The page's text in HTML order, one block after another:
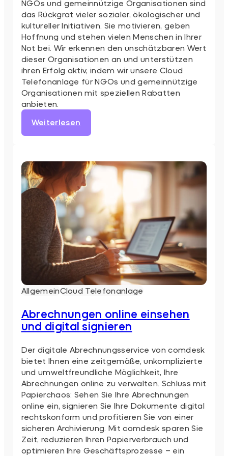
NGOs und gemeinnützige Organisationen sind
das Rückgrat vieler sozialer, ökologischer und
kultureller Initiativen. Sie motivieren, geben
Hoffnung und stehen vielen Menschen in Ihrer
Not bei. Wir erkennen den unschätzbaren Wert
dieser Organisationen an und unterstützen
ihren Erfolg aktiv, indem wir unsere Cloud
Telefonanlage für NGOs und gemeinnützige
Organisationen mit speziellen Rabatten
anbieten.
Weiterlesen
Cloud
NGOs
und
gemeinnützige
Organisationen
AllgemeinCloud Telefonanlage
Abrechnungen online einsehen
und digital signieren
Der digitale Abrechnungsservice von comdesk
bietet Ihnen eine zeitgemäße, unkomplizierte
und umweltfreundliche Möglichkeit, Ihre
Abrechnungen online zu verwalten. Schluss mit
Papierchaos: Sehen Sie Ihre Abrechnungen
online ein, signieren Sie Ihre Dokumente digital
rechtskonform und profitieren Sie von einer
sicheren Archivierung. Mit comdesk sparen Sie
Zeit, reduzieren Ihren Papierverbrauch und
optimieren Ihre Geschäftsprozesse – ein